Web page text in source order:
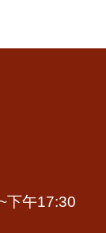
下午17:30